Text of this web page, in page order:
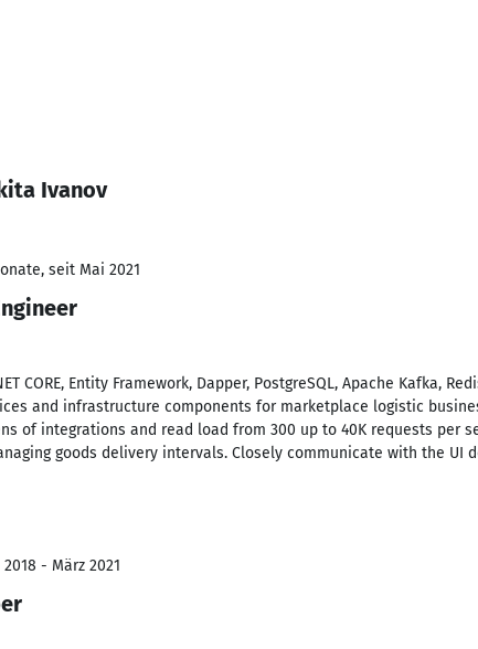
Ivanov
seit Mai 2021
CORE, Entity Framework, Dapper, PostgreSQL, Apache Kafka,
and infrastructure components for marketplace logistic
of integrations and read load from 300 up to 40K requests per
goods delivery intervals. Closely communicate with the UI
- März 2021